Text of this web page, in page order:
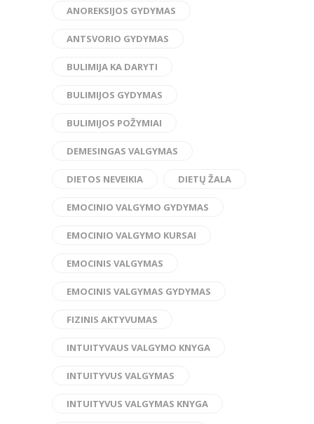
ANOREKSIJOS GYDYMAS
ANTSVORIO GYDYMAS
BULIMIJA KA DARYTI
BULIMIJOS GYDYMAS
BULIMIJOS POŽYMIAI
DEMESINGAS VALGYMAS
DIETOS NEVEIKIA DIETŲ ŽALA
EMOCINIO VALGYMO GYDYMAS
EMOCINIO VALGYMO KURSAI
EMOCINIS VALGYMAS
EMOCINIS VALGYMAS GYDYMAS
FIZINIS AKTYVUMAS
INTUITYVAUS VALGYMO KNYGA
INTUITYVUS VALGYMAS
INTUITYVUS VALGYMAS KNYGA